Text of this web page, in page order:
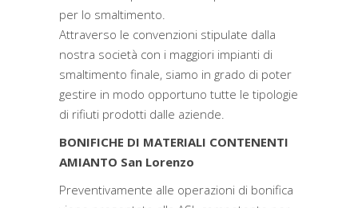
per lo smaltimento.
Attraverso le convenzioni stipulate dalla
nostra società con i maggiori impianti di
smaltimento finale, siamo in grado di poter
gestire in modo opportuno tutte le tipologie
di rifiuti prodotti dalle aziende.
BONIFICHE DI MATERIALI CONTENENTI
AMIANTO San Lorenzo
Preventivamente alle operazioni di bonifica